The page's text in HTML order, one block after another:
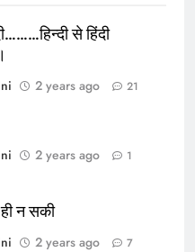
से हिंदी
2 years ago 21
2 years ago 1
न सकी
2 years ago 7